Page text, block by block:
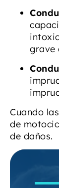
grave
Cuando
de
de daños.